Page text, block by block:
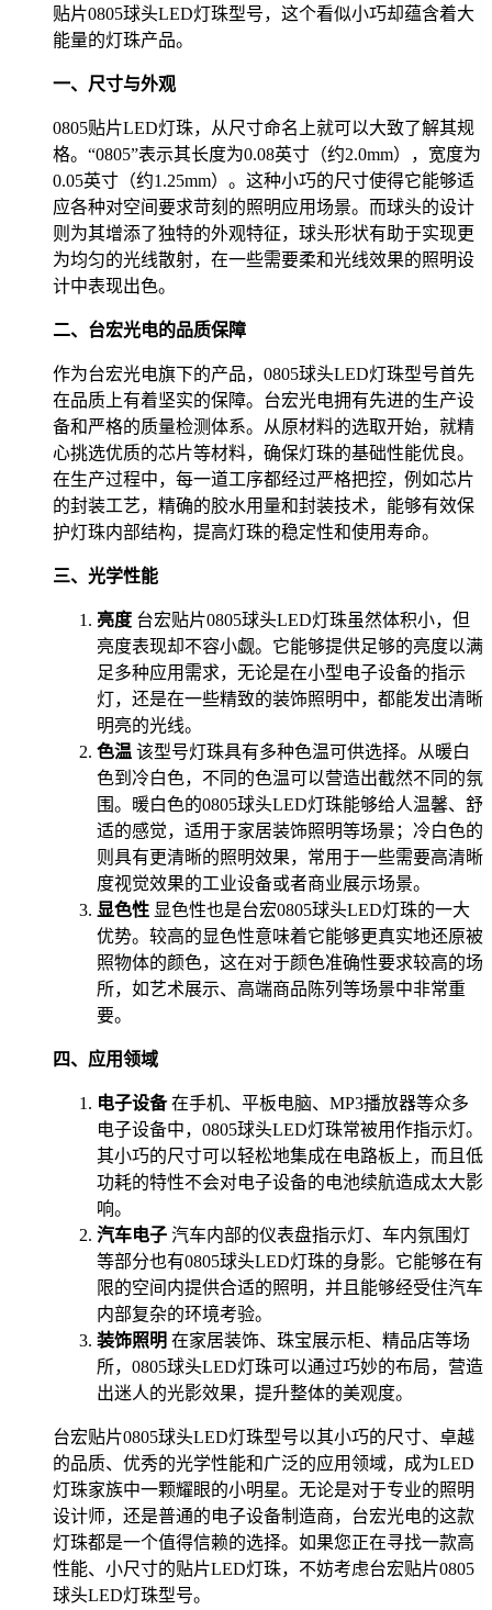
贴片0805球头LED灯珠型号，这个看似小巧却蕴含着大
能量的灯珠产品。
一、尺寸与外观
0805贴片LED灯珠，从尺寸命名上就可以大致了解其规
格。“0805”表示其长度为0.08英寸（约2.0mm），宽度为
0.05英寸（约1.25mm）。这种小巧的尺寸使得它能够适
应各种对空间要求苛刻的照明应用场景。而球头的设计
则为其增添了独特的外观特征，球头形状有助于实现更
为均匀的光线散射，在一些需要柔和光线效果的照明设
计中表现出色。
二、台宏光电的品质保障
作为台宏光电旗下的产品，0805球头LED灯珠型号首先
在品质上有着坚实的保障。台宏光电拥有先进的生产设
备和严格的质量检测体系。从原材料的选取开始，就精
心挑选优质的芯片等材料，确保灯珠的基础性能优良。
在生产过程中，每一道工序都经过严格把控，例如芯片
的封装工艺，精确的胶水用量和封装技术，能够有效保
护灯珠内部结构，提高灯珠的稳定性和使用寿命。
三、光学性能
亮度 台宏贴片0805球头LED灯珠虽然体积小，但
亮度表现却不容小觑。它能够提供足够的亮度以满
足多种应用需求，无论是在小型电子设备的指示
灯，还是在一些精致的装饰照明中，都能发出清晰
明亮的光线。
色温 该型号灯珠具有多种色温可供选择。从暖白
色到冷白色，不同的色温可以营造出截然不同的氛
围。暖白色的0805球头LED灯珠能够给人温馨、舒
适的感觉，适用于家居装饰照明等场景；冷白色的
则具有更清晰的照明效果，常用于一些需要高清晰
度视觉效果的工业设备或者商业展示场景。
显色性 显色性也是台宏0805球头LED灯珠的一大
优势。较高的显色性意味着它能够更真实地还原被
照物体的颜色，这在对于颜色准确性要求较高的场
所，如艺术展示、高端商品陈列等场景中非常重
要。
四、应用领域
电子设备在手机、平板电脑、MP3播放器等众多
电子设备中，0805球头LED灯珠常被用作指示灯。
其小巧的尺寸可以轻松地集成在电路板上，而且低
功耗的特性不会对电子设备的电池续航造成太大影
响。
汽车电子 汽车内部的仪表盘指示灯、车内氛围灯
等部分也有0805球头LED灯珠的身影。它能够在有
限的空间内提供合适的照明，并且能够经受住汽车
内部复杂的环境考验。
装饰照明 在家居装饰、珠宝展示柜、精品店等场
所，0805球头LED灯珠可以通过巧妙的布局，营造
出迷人的光影效果，提升整体的美观度。
台宏贴片0805球头LED灯珠型号以其小巧的尺寸、卓越
的品质、优秀的光学性能和广泛的应用领域，成为LED
灯珠家族中一颗耀眼的小明星。无论是对于专业的照明
设计师，还是普通的电子设备制造商，台宏光电的这款
灯珠都是一个值得信赖的选择。如果您正在寻找一款高
性能、小尺寸的贴片LED灯珠，不妨考虑台宏贴片0805
球头LED灯珠型号。